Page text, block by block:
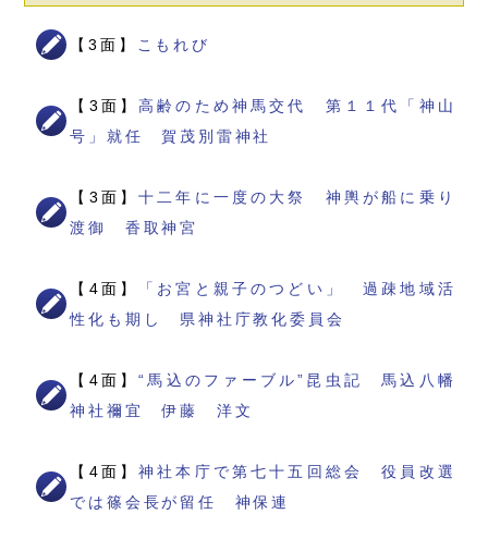
【3面】 こもれび
【3面】高齢のため神馬交代 第１１代「神山
号」就任 賀茂別雷神社
【3面】十二年に一度の大祭 神輿が船に乗り
渡御 香取神宮
【4面】
「お宮と親子のつどい」 過疎地域活
性化も期し 県神社庁教化委員会
【4面】“馬込のファーブル”昆虫記 馬込八幡
神社禰宜 伊藤 洋文
【4面】神社本庁で第七十五回総会 役員改選
では篠会長が留任 神保連